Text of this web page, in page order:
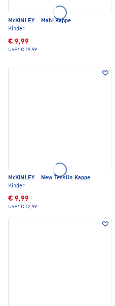
McKINLEY · Mabi Kappe
Kinder
€ 9,99
UVP* € 19,99
McKINLEY · New Tesslin Kappe
Kinder
€ 9,99
UVP* € 12,99